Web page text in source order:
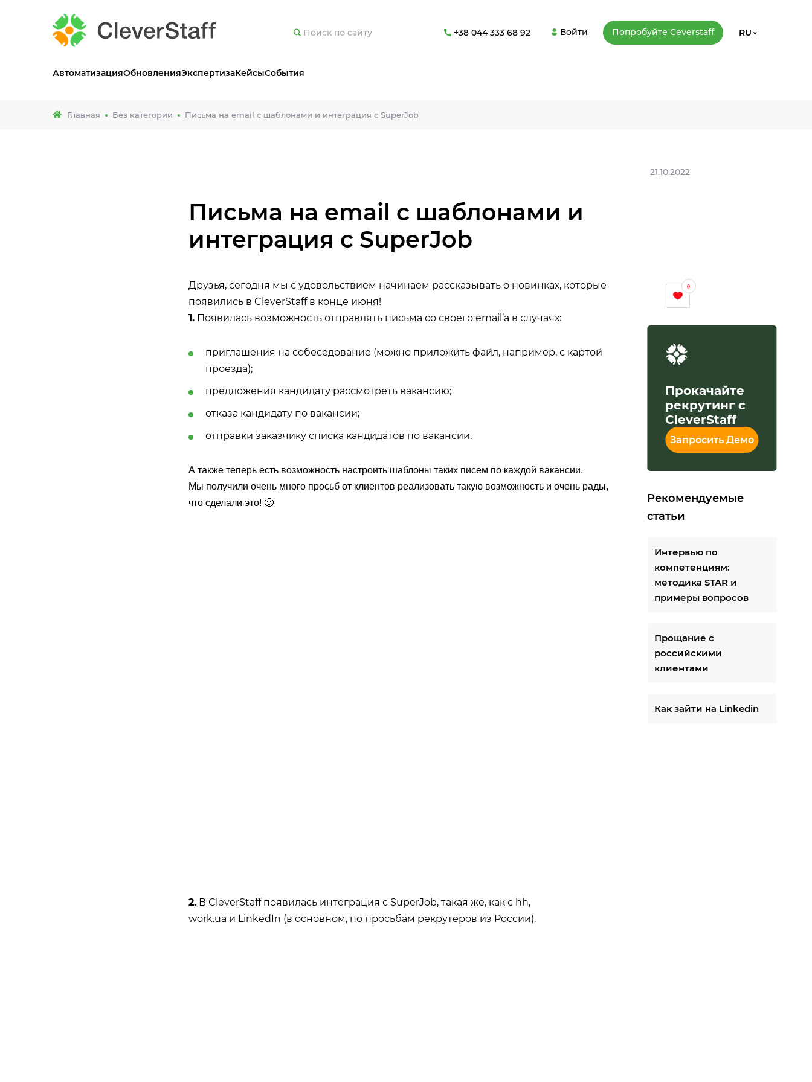
+38 044 333 68 92 Войти Попробуйте Сeverstaff RU
АвтоматизацияОбновленияЭкспертизаКейсыСобытия
Главная Без категории Письма на email c шаблонами и интеграция с SuperJob
21.10.2022
Письма на email c шаблонами и
интеграция с SuperJob
Друзья, сегодня мы с удовольствием начинаем рассказывать о новинках, которые
появились в CleverStaff в конце июня!
1.Появилась возможность отправлять письма со своего email’а в случаях:
приглашения на собеседование (можно приложить файл, например, с картой
проезда);
предложения кандидату рассмотреть вакансию;
отказа кандидату по вакансии;
отправки заказчику списка кандидатов по вакансии.
А также теперь есть возможность настроить шаблоны таких писем по каждой вакансии.
Мы получили очень много просьб от клиентов реализовать такую возможность и очень рады,
что сделали это! 🙂
2.В CleverStaff появилась интеграция с SuperJob, такая же, как с hh,
work.ua и LinkedIn (в основном, по просьбам рекрутеров из России).
0
Прокачайте
рекрутинг с
CleverStaff
Запросить Демо
Рекомендуемые
статьи
Интервью по
компетенциям:
методика STAR и
примеры вопросов
Прощание с
российскими
клиентами
Как зайти на Linkedin